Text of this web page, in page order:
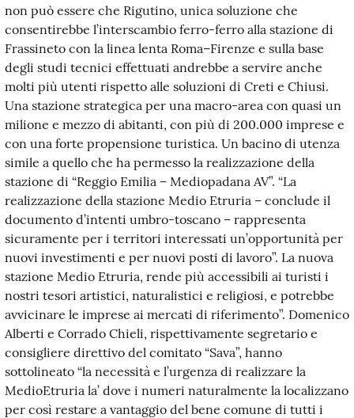
non può essere che Rigutino, unica soluzione che
consentirebbe l’interscambio ferro-ferro alla stazione di
Frassineto con la linea lenta Roma–Firenze e sulla base
degli studi tecnici effettuati andrebbe a servire anche
molti più utenti rispetto alle soluzioni di Creti e Chiusi.
Una stazione strategica per una macro-area con quasi un
milione e mezzo di abitanti, con più di 200.000 imprese e
con una forte propensione turistica. Un bacino di utenza
simile a quello che ha permesso la realizzazione della
stazione di “Reggio Emilia – Mediopadana AV”. “La
realizzazione della stazione Medio Etruria – conclude il
documento d’intenti umbro-toscano – rappresenta
sicuramente per i territori interessati un’opportunità per
nuovi investimenti e per nuovi posti di lavoro”. La nuova
stazione Medio Etruria, rende più accessibili ai turisti i
nostri tesori artistici, naturalistici e religiosi, e potrebbe
avvicinare le imprese ai mercati di riferimento”. Domenico
Alberti e Corrado Chieli, rispettivamente segretario e
consigliere direttivo del comitato “Sava”, hanno
sottolineato “la necessità e l’urgenza di realizzare la
MedioEtruria la’ dove i numeri naturalmente la localizzano
per così restare a vantaggio del bene comune di tutti i